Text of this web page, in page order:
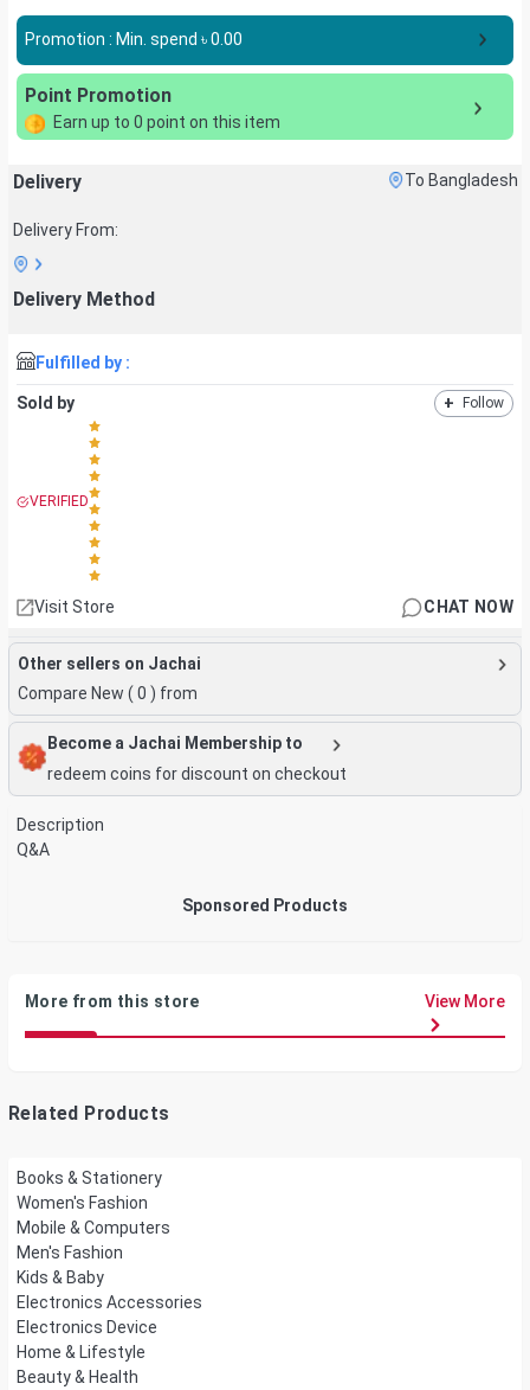
Promotion : Min. spend ৳0.00
Point Promotion
Earn up to 0 point on this item
Delivery To Bangladesh
Delivery From:
Delivery Method
Fulfilled by :
Sold by + Follow
VERIFIED
Visit Store CHAT NOW
Other sellers on Jachai
Compare New ( 0 ) from
Become a Jachai Membership to
redeem coins for discount on checkout
Description
Q&A
Sponsored Products
More from this store View More
Related Products
Books & Stationery
Women's Fashion
Mobile & Computers
Men's Fashion
Kids & Baby
Electronics Accessories
Electronics Device
Home & Lifestyle
Beauty & Health